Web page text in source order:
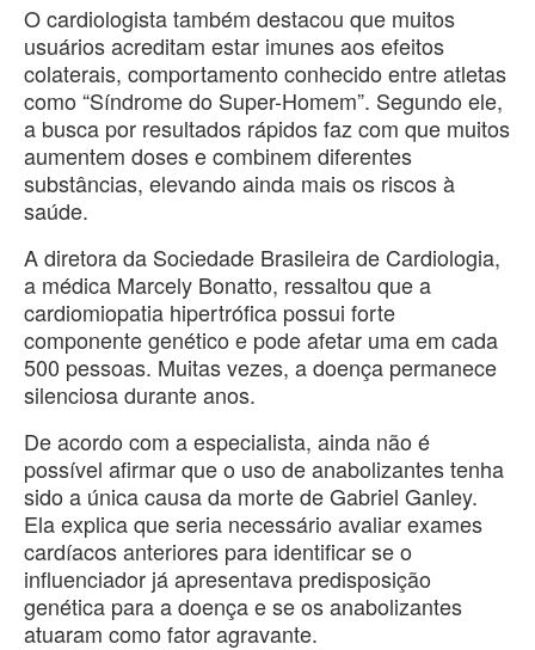
O cardiologista também destacou que muitos
usuários acreditam estar imunes aos efeitos
colaterais, comportamento conhecido entre atletas
como “Síndrome do Super-Homem”. Segundo ele,
a busca por resultados rápidos faz com que muitos
aumentem doses e combinem diferentes
substâncias, elevando ainda mais os riscos à
saúde.
A diretora da Sociedade Brasileira de Cardiologia,
a médica Marcely Bonatto, ressaltou que a
cardiomiopatia hipertrófica possui forte
componente genético e pode afetar uma em cada
500 pessoas. Muitas vezes, a doença permanece
silenciosa durante anos.
De acordo com a especialista, ainda não é
possível afirmar que o uso de anabolizantes tenha
sido a única causa da morte de Gabriel Ganley.
Ela explica que seria necessário avaliar exames
cardíacos anteriores para identificar se o
influenciador já apresentava predisposição
genética para a doença e se os anabolizantes
atuaram como fator agravante.